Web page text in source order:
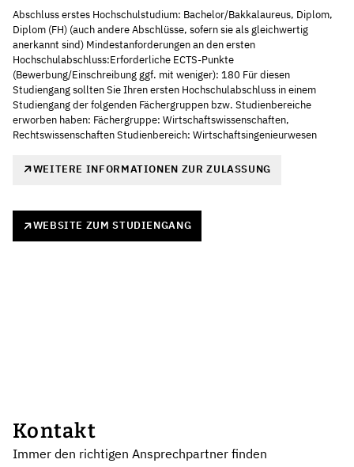
Abschluss erstes Hochschulstudium: Bachelor/Bakkalaureus, Diplom,
Diplom (FH) (auch andere Abschlüsse, sofern sie als gleichwertig
anerkannt sind) Mindestanforderungen an den ersten
Hochschulabschluss:Erforderliche ECTS-Punkte
(Bewerbung/Einschreibung ggf. mit weniger): 180 Für diesen
Studiengang sollten Sie Ihren ersten Hochschulabschluss in einem
Studiengang der folgenden Fächergruppen bzw. Studienbereiche
erworben haben: Fächergruppe: Wirtschaftswissenschaften,
Rechtswissenschaften Studienbereich: Wirtschaftsingenieurwesen
WEITERE INFORMATIONEN ZUR ZULASSUNG
WEBSITE ZUM STUDIENGANG
Kontakt
Immer den richtigen Ansprechpartner finden